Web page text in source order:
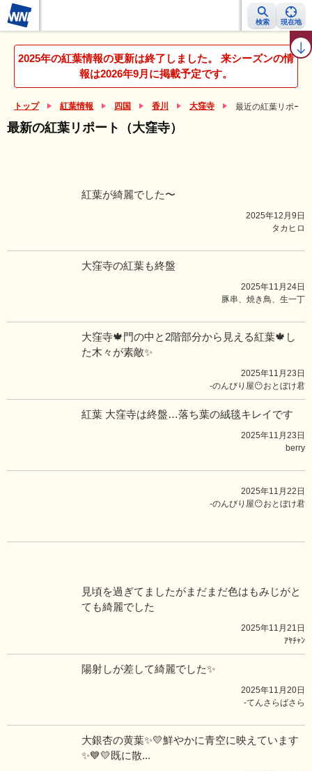
検索 現在地
紅葉レーダー 紅葉ニュース 京都 見頃カレンダー 名所ランキング
2025年の紅葉情報の更新は終了しました。 来シーズンの情
報は2026年9月に掲載予定です。
トップ 紅葉情報 四国 香川 大窪寺 最近の紅葉リポー
最新の紅葉リポート（大窪寺）
紅葉が綺麗でした〜
2025年12月9日
タカヒロ
大窪寺の紅葉も終盤
2025年11月24日
豚串、焼き鳥、生一丁
大窪寺🍁門の中と2階部分から見える紅葉🍁し
た木々が素敵✨
2025年11月23日
-のんびり屋😶おとぼけ君
紅葉 大窪寺は終盤…落ち葉の絨毯キレイです
2025年11月23日
berry
2025年11月22日
-のんびり屋😶おとぼけ君
見頃を過ぎてましたがまだまだ色はもみじがと
ても綺麗でした
2025年11月21日
ｱﾔﾁｬﾝ
陽射しが差して綺麗でした✨
2025年11月20日
-てんさらばさら
大銀杏の黄葉✨💛鮮やかに青空に映えています
✨💙💛既に散...